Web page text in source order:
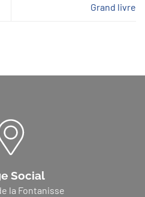
Grand livre
Social
la Fontanisse